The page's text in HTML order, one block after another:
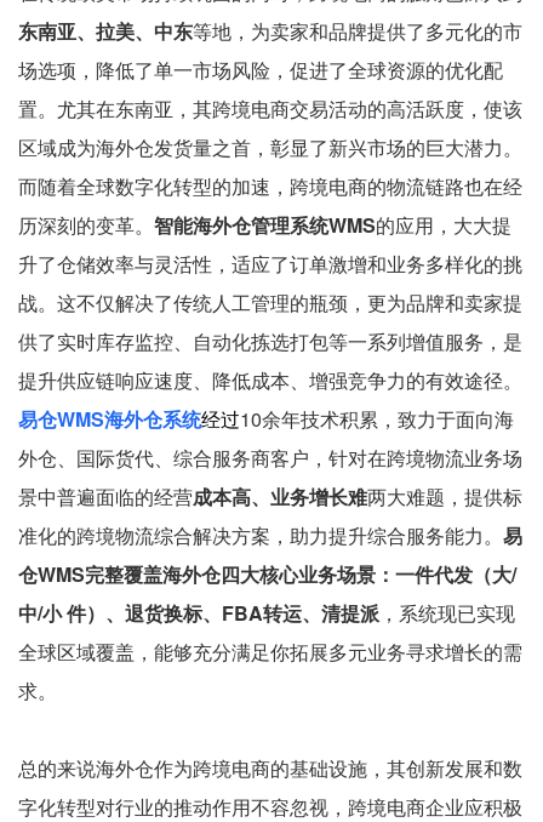
东南亚、拉美、中东等地，为卖家和品牌提供了多元化的市
场选项，降低了单一市场风险，促进了全球资源的优化配
置。尤其在东南亚，其跨境电商交易活动的高活跃度，使该
区域成为海外仓发货量之首，彰显了新兴市场的巨大潜力。
而随着全球数字化转型的加速，跨境电商的物流链路也在经
历深刻的变革。 智能海外仓管理系统WMS的应用，大大提
升了仓储效率与灵活性，适应了订单激增和业务多样化的挑
战。这不仅解决了传统人工管理的瓶颈，更为品牌和卖家提
供了实时库存监控、自动化拣选打包等一系列增值服务，是
提升供应链响应速度、降低成本、增强竞争力的有效途径。
易仓WMS海外仓系统经过10余年技术积累，致力于面向海
外仓、国际货代、综合服务商客户，针对在跨境物流业务场
景中普遍面临的经营成本高、业务增长难两大难题，提供标
准化的跨境物流综合解决方案，助力提升综合服务能力。 易
仓WMS完整覆盖海外仓四大核心业务场景：一件代发（大/
中/小 件）、退货换标、FBA转运、清提派 ，系统现已实现
全球区域覆盖，能够充分满足你拓展多元业务寻求增长的需
求。
总的来说海外仓作为跨境电商的基础设施，其创新发展和数
字化转型对行业的推动作用不容忽视，跨境电商企业应积极